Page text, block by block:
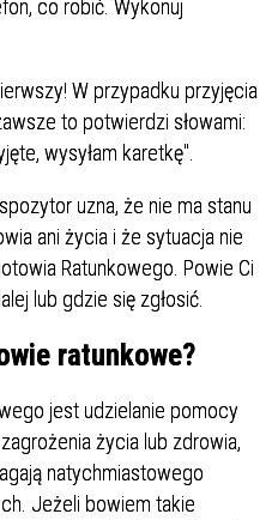
co robić. Wykonuj
W przypadku przyjęcia
to potwierdzi słowami:
wysyłam karetkę".
uzna, że nie ma stanu
ani życia i że sytuacja nie
Ratunkowego. Powie Ci
lub gdzie się zgłosić.
ratunkowe?
jest udzielanie pomocy
życia lub zdrowia,
natychmiastowego
Jeżeli bowiem takie